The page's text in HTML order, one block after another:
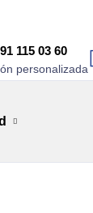
115 03 60
personalizada